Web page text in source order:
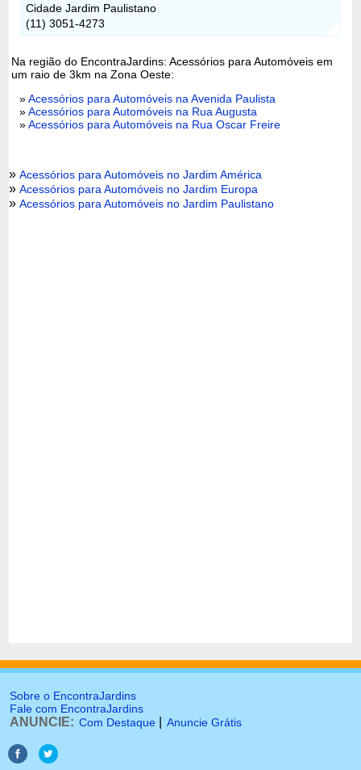
Cidade Jardim Paulistano
(11) 3051-4273
Na região do EncontraJardins: Acessórios para Automóveis em
um raio de 3km na Zona Oeste:
»Acessórios para Automóveis na Avenida Paulista
»Acessórios para Automóveis na Rua Augusta
»Acessórios para Automóveis na Rua Oscar Freire
»Acessórios para Automóveis no Jardim América
»Acessórios para Automóveis no Jardim Europa
»Acessórios para Automóveis no Jardim Paulistano
Sobre o EncontraJardins
Fale com EncontraJardins
ANUNCIE: Com Destaque Anuncie Grátis